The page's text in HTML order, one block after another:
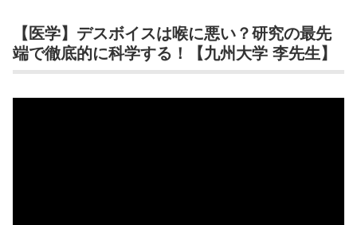
【医学】デスボイスは喉に悪い？研究の最先
端で徹底的に科学する！【九州大学 李先生】